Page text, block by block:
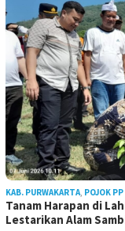
KAB. PURWAKARTA, POJOK PP
Tanam Harapan di
Lestarikan Alam